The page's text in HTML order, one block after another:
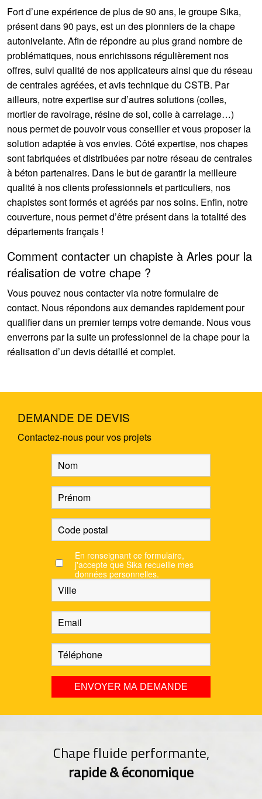
Fort d’une expérience de plus de 90 ans, le groupe Sika,
présent dans 90 pays, est un des pionniers de la chape
autonivelante. Afin de répondre au plus grand nombre de
problématiques, nous enrichissons régulièrement nos
offres, suivi qualité de nos applicateurs ainsi que du réseau
de centrales agréées, et avis technique du CSTB. Par
ailleurs, notre expertise sur d’autres solutions (colles,
mortier de ravoirage, résine de sol, colle à carrelage…)
nous permet de pouvoir vous conseiller et vous proposer la
solution adaptée à vos envies. Côté expertise, nos chapes
sont fabriquées et distribuées par notre réseau de centrales
à béton partenaires. Dans le but de garantir la meilleure
qualité à nos clients professionnels et particuliers, nos
chapistes sont formés et agréés par nos soins. Enfin, notre
couverture, nous permet d’être présent dans la totalité des
départements français !
Comment contacter un chapiste à Arles pour la
réalisation de votre chape ?
Vous pouvez nous contacter via notre formulaire de
contact. Nous répondons aux demandes rapidement pour
qualifier dans un premier temps votre demande. Nous vous
enverrons par la suite un professionnel de la chape pour la
réalisation d’un devis détaillé et complet.
DEMANDE DE DEVIS
Contactez-nous pour vos projets
En renseignant ce formulaire,
j'accepte que Sika recueille mes
données personnelles.
Chape fluide performante,
rapide & économique